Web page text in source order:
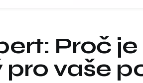
Proč
vaše